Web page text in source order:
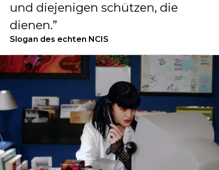
und diejenigen schützen, die
dienen.
Slogan des echten NCIS